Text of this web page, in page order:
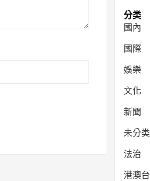
分类
國內
國際
娛樂
文化
新聞
未分类
法治
港澳台